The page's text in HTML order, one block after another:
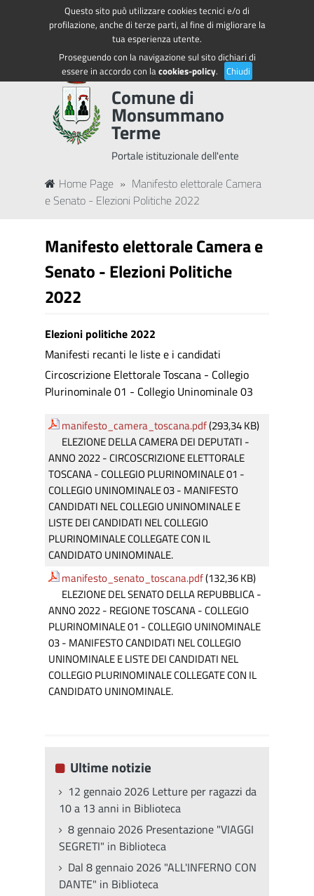
Questo sito può utilizzare cookies tecnici e/o di
profilazione, anche di terze parti, al fine di migliorare la
tua esperienza utente.
Proseguendo con la navigazione sul sito dichiari di
essere in accordo con lacookies-policy. Chiudi
Regione Toscana Accedi ai servizi
Comune di
Monsummano
Terme
Portale istituzionale dell'ente
Home Page » Manifesto elettorale Camera
e Senato - Elezioni Politiche 2022
Manifesto elettorale Camera e
Senato - Elezioni Politiche
2022
Elezioni politiche 2022
Manifesti recanti le liste e i candidati
Circoscrizione Elettorale Toscana - Collegio
Plurinominale 01 - Collegio Uninominale 03
manifesto_camera_toscana.pdf(293,34 KB)
ELEZIONE DELLA CAMERA DEI DEPUTATI -
ANNO 2022 - CIRCOSCRIZIONE ELETTORALE
TOSCANA - COLLEGIO PLURINOMINALE 01 -
COLLEGIO UNINOMINALE 03 - MANIFESTO
CANDIDATI NEL COLLEGIO UNINOMINALE E
LISTE DEI CANDIDATI NEL COLLEGIO
PLURINOMINALE COLLEGATE CON IL
CANDIDATO UNINOMINALE.
manifesto_senato_toscana.pdf(132,36 KB)
ELEZIONE DEL SENATO DELLA REPUBBLICA -
ANNO 2022 - REGIONE TOSCANA - COLLEGIO
PLURINOMINALE 01 - COLLEGIO UNINOMINALE
03 - MANIFESTO CANDIDATI NEL COLLEGIO
UNINOMINALE E LISTE DEI CANDIDATI NEL
COLLEGIO PLURINOMINALE COLLEGATE CON IL
CANDIDATO UNINOMINALE.
Ultime notizie
12 gennaio 2026 Letture per ragazzi da
10 a 13 anni in Biblioteca
8 gennaio 2026 Presentazione "VIAGGI
SEGRETI" in Biblioteca
Dal 8 gennaio 2026 "ALL'INFERNO CON
DANTE" in Biblioteca